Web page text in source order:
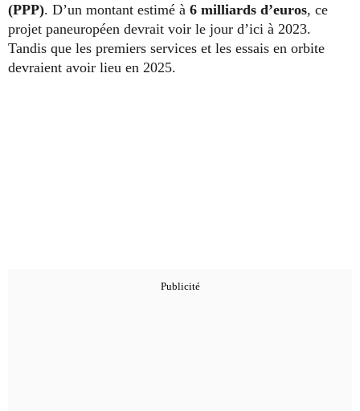
(PPP). D’un montant estimé à 6 milliards d’euros, ce
projet paneuropéen devrait voir le jour d’ici à 2023.
Tandis que les premiers services et les essais en orbite
devraient avoir lieu en 2025.